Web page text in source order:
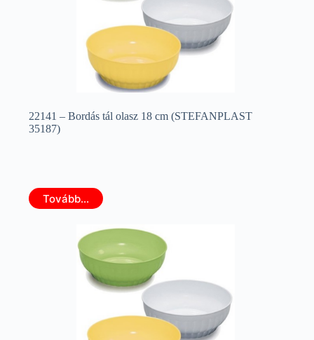
22141 – Bordás tál olasz 18 cm (STEFANPLAST
35187)
Tovább...